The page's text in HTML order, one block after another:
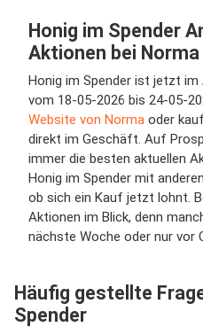
Honig im Spender
Aktionen bei Norma
Honig im Spender ist jetzt
vom 18-05-2026 bis 24-05-
Website von Norma oder
direkt im Geschäft. Auf
immer die besten aktuellen
Honig im Spender mit
ob sich ein Kauf jetzt lohnt.
Aktionen im Blick, denn
nächste Woche oder nur vor
Häufig gestellte
Spender